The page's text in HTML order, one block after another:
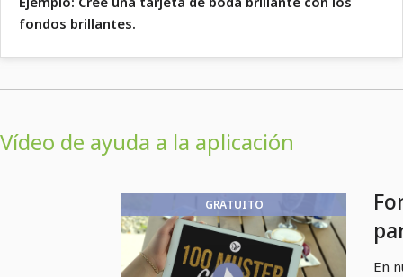
fondos brillantes.
Vídeo de ayuda a la aplicación
GRATUITO
En